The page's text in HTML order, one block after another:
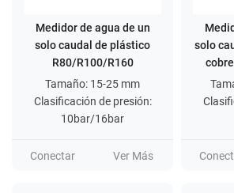
Medidor de agua de un
solo caudal de plástico
R80/R100/R160
Tamaño: 15-25 mm
Clasificación de presión:
10bar/16bar
Conectar Ver Más
solo